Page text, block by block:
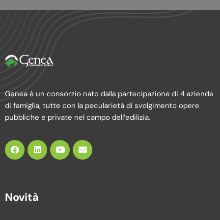
Genea è un consorzio nato dalla partecipazione di 4 aziende
di famiglia, tutte con la pecularietà di svolgimento opere
pubbliche e private nel campo dell’edilizia.
Novità